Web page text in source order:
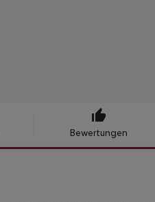
Bewertungen